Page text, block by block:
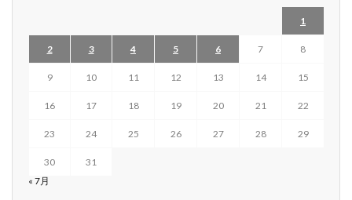
1
2 3 4 5 6 7 8
9 10 11 12 13 14 15
16 17 18 19 20 21 22
23 24 25 26 27 28 29
30
31
« 7月